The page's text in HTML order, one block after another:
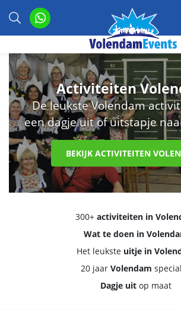
Activiteiten
De leukste Volendam
een dagje uit of uitstapje
BEKIJK ACTIVITEITEN
300+ activiteiten in
Wat te doen in
Het leukste uitje in
20 jaar Volendam
Dagje uit op maat